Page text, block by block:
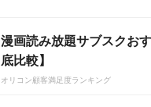
漫画読み放題サブスクお
底比較】
オリコン顧客満足度ランキング